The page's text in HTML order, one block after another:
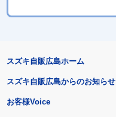
スズキ自販広島ホーム
スズキ自販広島からのお知らせ
お客様Voice